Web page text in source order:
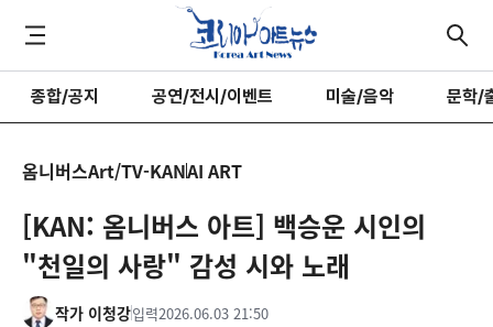
종합/공지 공연/전시/이벤트 미술/음악 문학/
옴니버스Art/TV-KANAI ART
[KAN: 옴니버스 아트] 백승운 시인의
"천일의 사랑" 감성 시와 노래
작가 이청강입력2026.06.03 21:50